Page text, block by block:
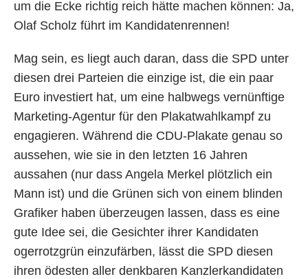
um die Ecke richtig reich hätte machen können: Ja,
Olaf Scholz führt im Kandidatenrennen!
Mag sein, es liegt auch daran, dass die SPD unter
diesen drei Parteien die einzige ist, die ein paar
Euro investiert hat, um eine halbwegs vernünftige
Marketing-Agentur für den Plakatwahlkampf zu
engagieren. Während die CDU-Plakate genau so
aussehen, wie sie in den letzten 16 Jahren
aussahen (nur dass Angela Merkel plötzlich ein
Mann ist) und die Grünen sich von einem blinden
Grafiker haben überzeugen lassen, dass es eine
gute Idee sei, die Gesichter ihrer Kandidaten
ogerrotzgrün einzufärben, lässt die SPD diesen
ihren ödesten aller denkbaren Kanzlerkandidaten